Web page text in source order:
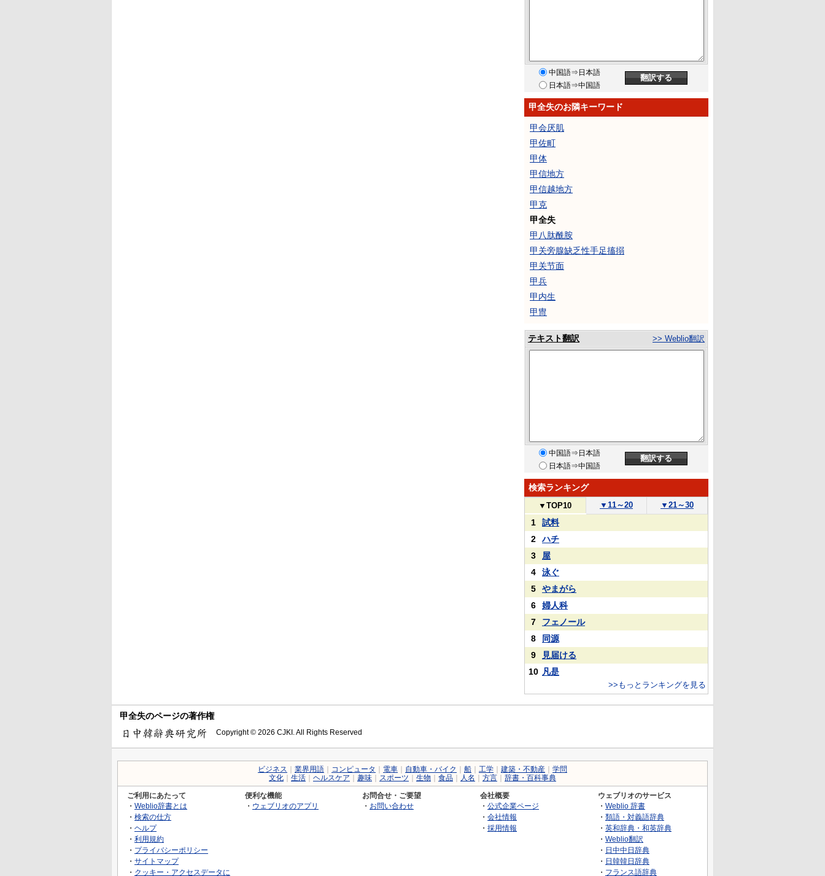
中国語⇒日本語
日本語⇒中国語
甲全失のお隣キーワード
甲会厌肌
甲佐町
甲体
甲信地方
甲信越地方
甲克
甲全失
甲八肽酰胺
甲关旁腺缺乏性手足搐搦
甲关节面
甲兵
甲内生
甲冑
テキスト翻訳 >> Weblio翻訳
中国語⇒日本語
日本語⇒中国語
検索ランキング
▼ TOP10 ▼ 11～20 ▼ 21～30
1
試料
2
ハチ
3
屋
4
泳ぐ
5
やまがら
6
婦人科
7
フェノール
8
同源
9
見届ける
10 凡是
>>もっとランキングを見る
甲全失のページの著作権
Copyright © 2026 CJKI. All Rights Reserved
ビジネス 業界用語 コンピュータ 電車 自動車・バイク 船 工学 建築・不動産
学問
文化
生活 ヘルスケア 趣味 スポーツ 生物 食品 人名 方言 辞書・百科事典
ご利用にあたって
・ Weblio辞書とは
・ 検索の仕方
・ ヘルプ
・ 利用規約
・ プライバシーポリシー
・ サイトマップ
・ クッキー・アクセスデータに
便利な機能
・ ウェブリオのアプリ
お問合せ・ご要望
・ お問い合わせ
会社概要
・ 公式企業ページ
・ 会社情報
・ 採用情報
ウェブリオのサービス
・ Weblio 辞書
・ 類語・対義語辞典
・ 英和辞典・和英辞典
・ Weblio翻訳
・ 日中中日辞典
・ 日韓韓日辞典
・ フランス語辞典